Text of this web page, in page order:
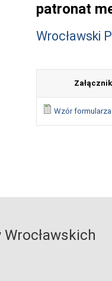
patronat
Wrocławski
Załącznik
Wzór